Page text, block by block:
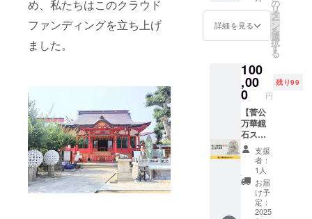
め、私たちはこのクラウド
ファンディングを立ち上げ
ました。
す。 ※
ニック
ネーム
でのご
できま
す。 ※
掲載す
る内容
は文字
のみと
なりま
す。 ※
掲載す
る大き
さは購
入者の
数によ
り変動
権利で
す。 お
名前と
所在地
した白
狐型木
札を提
灯に吊
るし稲
荷神社
内に奉
掛させ
ていた
だきま
す。 ※
掲載す
る内容
はメー
詳細を見る
の
リ
タ
ー
ン
を
選
択
す
る
100
,00
0 円
残り99
【菅公
万華鏡
石スポ
ン
サー】
綱敷天
満宮の
菅公万
華鏡石
スポン
支援
者：
1人
お届
け予
定：
2025